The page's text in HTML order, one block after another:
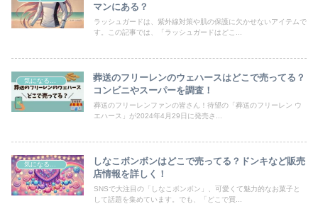
マンにある？
ラッシュガードは、紫外線対策や肌の保護に欠かせないアイテムで
す。この記事では、「ラッシュガードはどこ...
葬送のフリーレンのウェハースはどこで売ってる？
コンビニやスーパーを調査！
葬送のフリーレンファンの皆さん！待望の「葬送のフリーレン ウ
エハース」が2024年4月29日に発売さ...
しなこボンボンはどこで売ってる？ドンキなど販売
店情報を詳しく！
SNSで大注目の「しなこボンボン」、可愛くて魅力的なお菓子と
して話題を集めています。でも、「どこで買...